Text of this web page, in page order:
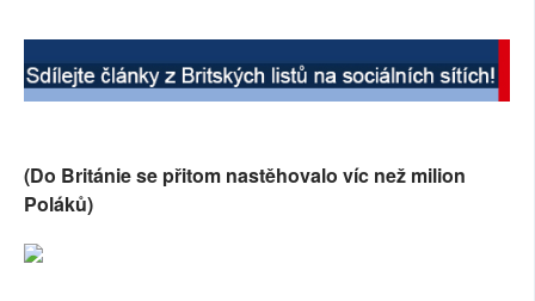
RUBRIKY
(Do Británie se přitom nastěhovalo víc než milion
Poláků)